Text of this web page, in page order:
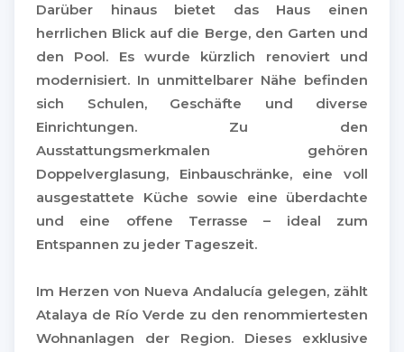
Darüber hinaus bietet das Haus einen
herrlichen Blick auf die Berge, den Garten und
den Pool. Es wurde kürzlich renoviert und
modernisiert. In unmittelbarer Nähe befinden
sich Schulen, Geschäfte und diverse
Einrichtungen. Zu den
Ausstattungsmerkmalen gehören
Doppelverglasung, Einbauschränke, eine voll
ausgestattete Küche sowie eine überdachte
und eine offene Terrasse – ideal zum
Entspannen zu jeder Tageszeit.
Im Herzen von Nueva Andalucía gelegen, zählt
Atalaya de Río Verde zu den renommiertesten
Wohnanlagen der Region. Dieses exklusive